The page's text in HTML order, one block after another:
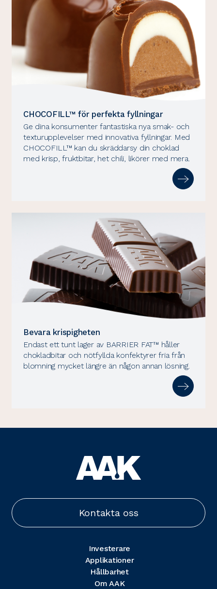
CHOCOFILL™ för perfekta fyllningar
Ge dina konsumenter fantastiska nya smak- och
texturupplevelser med innovativa fyllningar. Med
CHOCOFILL™ kan du skräddarsy din choklad
med krisp, fruktbitar, het chili, likörer med mera.
Bevara krispigheten
Endast ett tunt lager av BARRIER FAT™ håller
chokladbitar och nötfyllda konfektyrer fria från
blomning mycket längre än någon annan lösning.
Kontakta oss
Investerare
Applikationer
Hållbarhet
Om AAK